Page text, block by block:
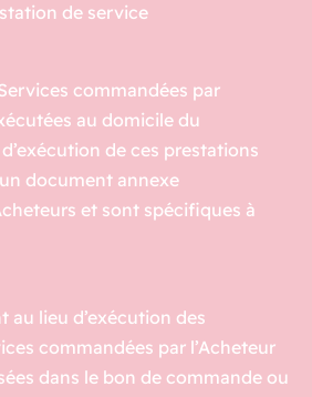
de service
commandées par
au domicile du
de ces prestations
document annexe
et sont spécifiques à
au lieu d’exécution des
commandées par l’Acheteur
dans le bon de commande ou